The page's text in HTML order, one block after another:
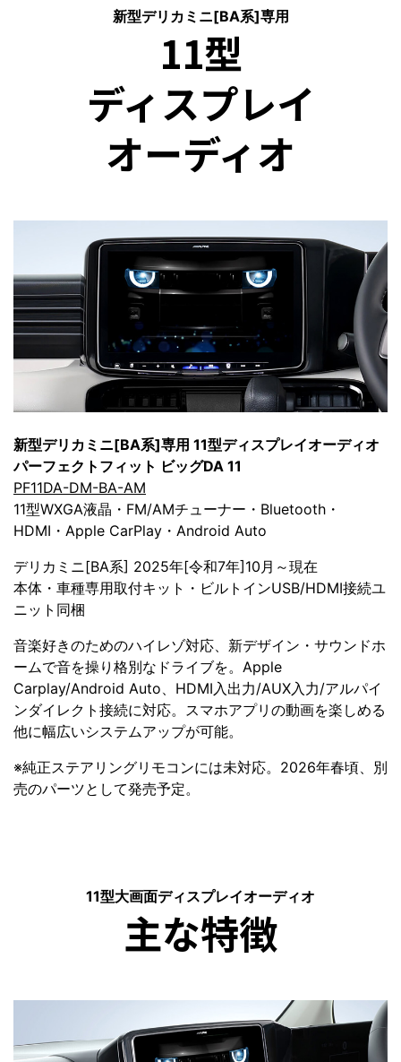
新型デリカミニ[BA系]専用
11型
ディスプレイ
オーディオ
新型デリカミニ[BA系]専用 11型ディスプレイオーディオ
パーフェクトフィット ビッグDA 11
PF11DA-DM-BA-AM
11型WXGA液晶・FM/AMチューナー・Bluetooth・
HDMI・Apple CarPlay・Android Auto
デリカミニ[BA系] 2025年[令和7年]10月～現在
本体・車種専用取付キット・ビルトインUSB/HDMI接続ユ
ニット同梱
音楽好きのためのハイレゾ対応、新デザイン・サウンドホ
ームで音を操り格別なドライブを。Apple
Carplay/Android Auto、HDMI入出力/AUX入力/アルパイ
ンダイレクト接続に対応。スマホアプリの動画を楽しめる
他に幅広いシステムアップが可能。
※純正ステアリングリモコンには未対応。2026年春頃、別
売のパーツとして発売予定。
11型大画面ディスプレイオーディオ
主な特徴